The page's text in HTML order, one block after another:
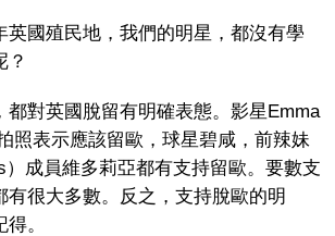
英國殖民地，我們的明星，都沒有學
？
都對英國脫留有明確表態。影星Emma
照表示應該留歐，球星碧咸，前辣妹
）成員維多莉亞都有支持留歐。要數支
有很大多數。反之，支持脫歐的明
。